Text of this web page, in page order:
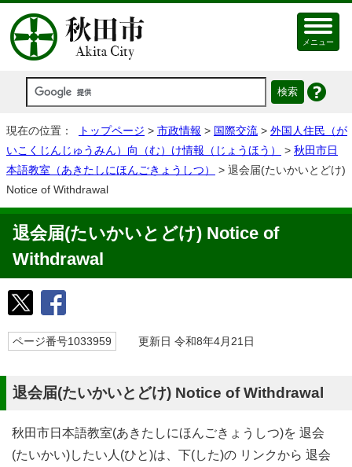
メニュー
現在の位置： トップページ > 市政情報 > 国際交流 > 外国人住民（が
いこくじんじゅうみん）向（む）け情報（じょうほう）
> 秋田市日
本語教室（あきたしにほんごきょうしつ）
> 退会届(たいかいとどけ)
Notice of Withdrawal
退会届(たいかいとどけ) Notice of
Withdrawal
ページ番号1033959 更新日 令和8年4月21日
退会届(たいかいとどけ) Notice of Withdrawal
秋田市日本語教室(あきたしにほんごきょうしつ)を 退会
(たいかい)したい人(ひと)は、下(した)の リンクから 退会